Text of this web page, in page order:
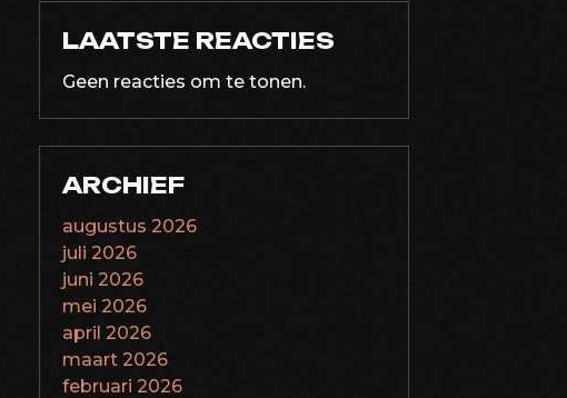
LAATSTE REACTIES
Geen reacties om te tonen.
ARCHIEF
augustus 2026
juli 2026
juni 2026
mei 2026
april 2026
maart 2026
februari 2026